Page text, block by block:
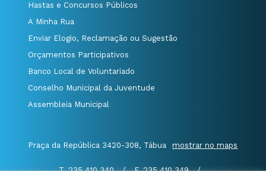
Hastas e Concursos Públicos
A Minha Rua
Enviar Elogio, Reclamação ou Sugestão
Orçamentos Participativos
Banco Local de Voluntariado
Conselho Municipal da Juventude
Assembleia Municipal
Praça da República 3420-308, Tábua mostrar no maps
T. 235 410 340 / F. 235 410 349
/